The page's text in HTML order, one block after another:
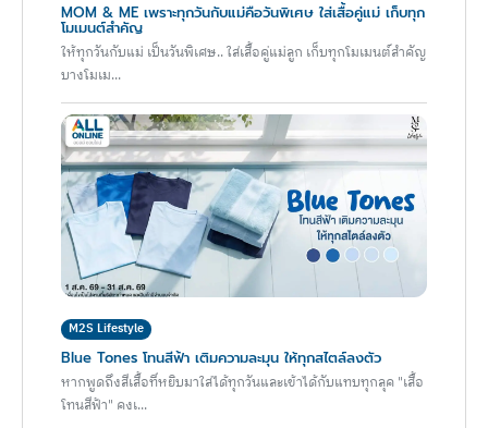
MOM & ME เพราะทุกวันกับแม่คือวันพิเศษ ใส่เสื้อคู่แม่ เก็บทุก
โมเมนต์สำคัญ
ให้ทุกวันกับแม่ เป็นวันพิเศษ.. ใส่เสื้อคู่แม่ลูก เก็บทุกโมเมนต์สำคัญ
บางโมเม...
M2S Lifestyle
Blue Tones โทนสีฟ้า เติมความละมุน ให้ทุกสไตล์ลงตัว
หากพูดถึงสีเสื้อที่หยิบมาใส่ได้ทุกวันและเข้าได้กับแทบทุกลุค "เสื้อ
โทนสีฟ้า" คงเ...